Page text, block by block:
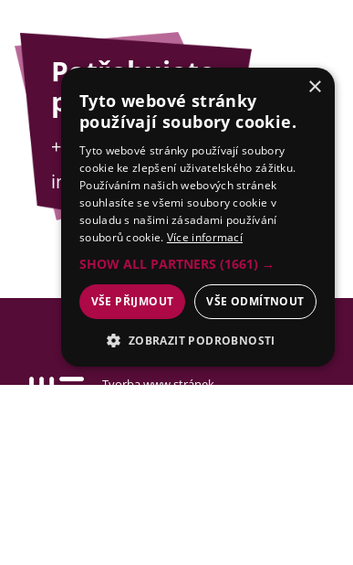
Potřebujete
poradit?
+420 775 201 001
info@esejfy.net
Tvorba www stránek
×
Tyto webové stránky
používají soubory cookie.
Tyto webové stránky používají soubory
cookie ke zlepšení uživatelského zážitku.
Používáním našich webových stránek
souhlasíte se všemi soubory cookie v
souladu s našimi zásadami používání
souborů cookie. Více informací
SHOW ALL PARTNERS (1661) →
VŠE PŘIJMOUT VŠE ODMÍTNOUT
ZOBRAZIT PODROBNOSTI